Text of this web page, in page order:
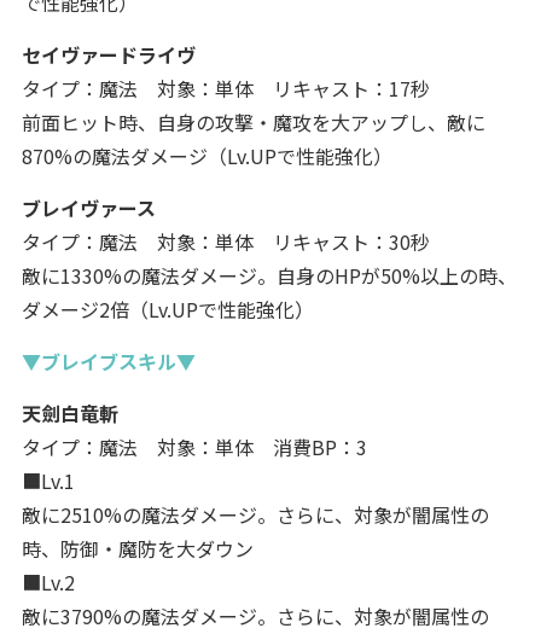
セイヴァードライヴ
タイプ：魔法 対象：単体 リキャスト：17秒
前面ヒット時、自身の攻撃・魔攻を大アップし、敵に
870%の魔法ダメージ（Lv.UPで性能強化）
ブレイヴァース
タイプ：魔法 対象：単体 リキャスト：30秒
敵に1330%の魔法ダメージ。自身のHPが50%以上の時、
ダメージ2倍（Lv.UPで性能強化）
▼ブレイブスキル▼
天劍白竜斬
タイプ：魔法 対象：単体 消費BP：3
■Lv.1
敵に2510%の魔法ダメージ。さらに、対象が闇属性の
時、防御・魔防を大ダウン
■Lv.2
敵に3790%の魔法ダメージ。さらに、対象が闇属性の